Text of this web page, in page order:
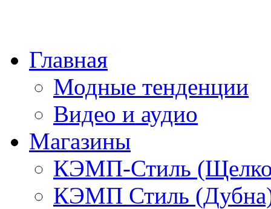
Главная
Модные тенденции
Видео и аудио
Магазины
КЭМП-Стиль
КЭМП Стиль